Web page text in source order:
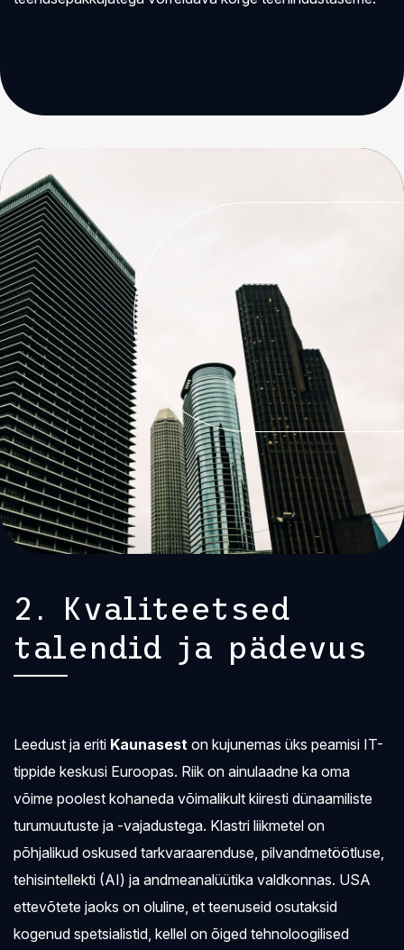
2. Kvaliteetsed
talendid ja pädevus
Leedust ja eriti Kaunasest on kujunemas üks peamisi IT-
tippide keskusi Euroopas. Riik on ainulaadne ka oma
võime poolest kohaneda võimalikult kiiresti dünaamiliste
turumuutuste ja -vajadustega. Klastri liikmetel on
põhjalikud oskused tarkvaraarenduse, pilvandmetöötluse,
tehisintellekti (AI) ja andmeanalüütika valdkonnas. USA
ettevõtete jaoks on oluline, et teenuseid osutaksid
kogenud spetsialistid, kellel on õiged tehnoloogilised